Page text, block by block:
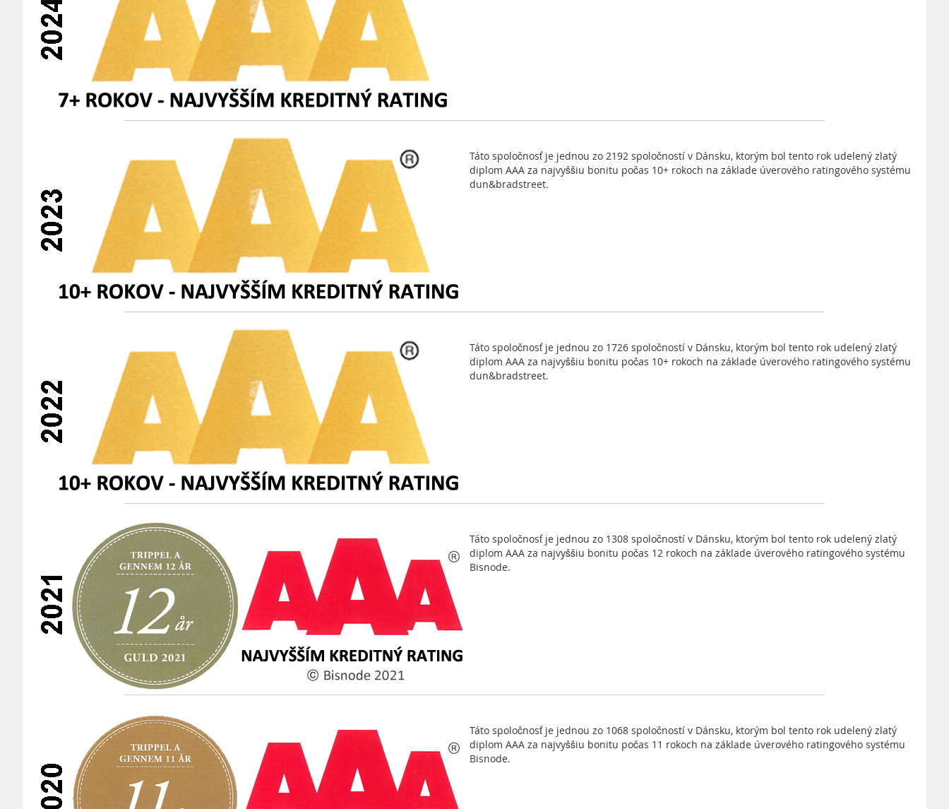
Táto spoločnosť je jednou zo 2192 spoločností v Dánsku, ktorým bol tento rok udelený zlatý
diplom AAA za najvyššiu bonitu počas 10+ rokoch na základe úverového ratingového systému
dun&bradstreet.
Táto spoločnosť je jednou zo 1726 spoločností v Dánsku, ktorým bol tento rok udelený zlatý
diplom AAA za najvyššiu bonitu počas 10+ rokoch na základe úverového ratingového systému
dun&bradstreet.
Táto spoločnosť je jednou zo 1308 spoločností v Dánsku, ktorým bol tento rok udelený zlatý
diplom AAA za najvyššiu bonitu počas 12 rokoch na základe úverového ratingového systému
Bisnode.
Táto spoločnosť je jednou zo 1068 spoločností v Dánsku, ktorým bol tento rok udelený zlatý
diplom AAA za najvyššiu bonitu počas 11 rokoch na základe úverového ratingového systému
Bisnode.